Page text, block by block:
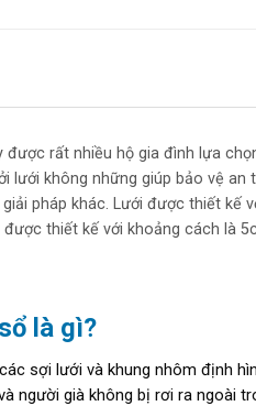
được rất nhiều hộ gia đình lựa
lưới không những giúp bảo vệ
pháp khác. Lưới được thiết kế
thiết kế với khoảng cách là
là gì?
sợi lưới và khung nhôm định
người già không bị rơi ra ngoài